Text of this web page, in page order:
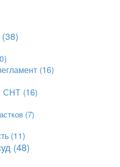
(38)
(16)
СНТ (16)
(7)
(11)
(48)